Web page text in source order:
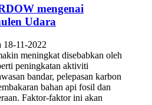
mengenai
Udara
18-11-2022
meningkat disebabkan oleh
peningkatan aktiviti
bandar, pelepasan karbon
bahan api fosil dan
Faktor-faktor ini akan